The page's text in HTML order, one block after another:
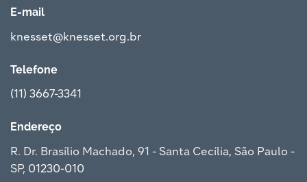
E-mail
knesset@knesset.org.br
Telefone
(11) 3667-3341
Endereço
R. Dr. Brasílio Machado, 91 - Santa Cecília, São Paulo -
SP, 01230-010